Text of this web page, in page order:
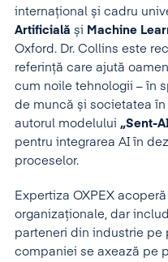
internațional și cadru
Artificială și Machine
Oxford. Dr. Collins este
referință care ajută
cum noile tehnologii – în
de muncă și societatea în
autorul modelului „Sent-
pentru integrarea AI în
proceselor.
Expertiza OXPEX
organizaționale, dar
parteneri din industrie pe
companiei se axează pe